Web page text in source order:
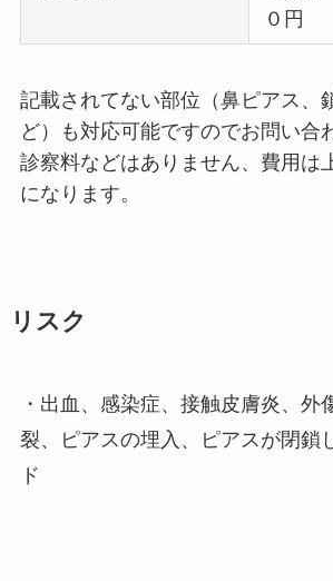
０円
記載されてない部位（鼻ピアス、
ど）も対応可能ですのでお問い合
診察料などはありません、費用は
になります。
リスク
・出血、感染症、接触皮膚炎、外
裂、ピアスの埋入、ピアスが閉鎖
ド